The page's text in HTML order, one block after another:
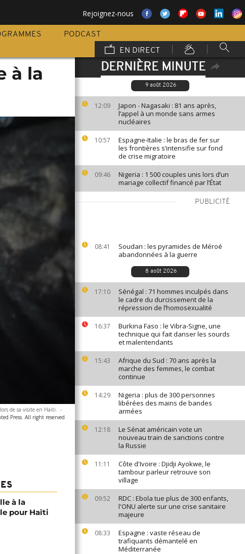
Rejoignez-nous
PODCAST
EN DIRECT
DERNIÈRE MINUTE
9 août 2026
12:09
Japon - Nagasaki : 81 ans après,
l’appel à un monde sans armes
nucléaires
10:57
Espagne-Italie : le bras de fer sur
les frontières s’intensifie sur fond
de crise migratoire
09:46
Nigeria : 1 500 couples unis lors d’un
mariage collectif financé par l’État
PUBLICITÉ
08:41
Soudan : les pyramides de Méroé
abandonnées à la guerre
8 août 2026
17:10
Sénégal : 71 hommes inculpés dans
le cadre du durcissement de la
répression de l’homosexualité
16:37
Burkina Faso : le Vibra-Signe, une
technique qui fait danser les sourds
et malentendants
15:43
Afrique du Sud : 70 ans après la
marche des femmes, le combat
continue
14:29
Nigeria : plus de 300 personnes
libérées des mains de bandes
armées
12:18
Le Sénat américain vote un
nouveau train de sanctions contre
la Russie
11:11
Côte d'Ivoire : Djidji Ayokwe, le
tambour parleur retrouve son
village
09:52
RDC : Ebola tue plus de 300 enfants,
l'ONU alerte sur une crise sanitaire
majeure
08:33
Espagne : vaste réseau de
trafiquants démantelé en
Méditerranée
à la
de sa visite en Haïti. -
Press. All right reserved
à la
pour Haïti